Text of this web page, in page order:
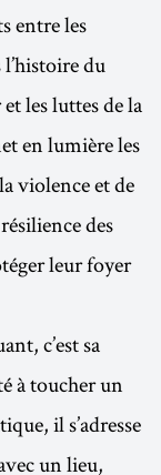
entre les
du
les luttes de la
en lumière les
violence et de
des
leur foyer
c’est sa
à toucher un
il s’adresse
un lieu,